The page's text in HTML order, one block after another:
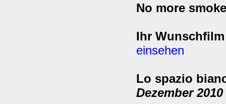
No more
Ihr
einsehen
Lo spazio
Dezember 2010